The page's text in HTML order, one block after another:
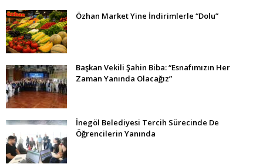
Özhan Market Yine İndirimlerle “Dolu”
Başkan Vekili Şahin Biba: “Esnafımızın Her
Zaman Yanında Olacağız”
İnegöl Belediyesi Tercih Sürecinde De
Öğrencilerin Yanında